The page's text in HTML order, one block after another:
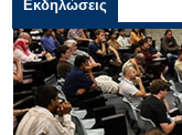
Εκδηλώσεις